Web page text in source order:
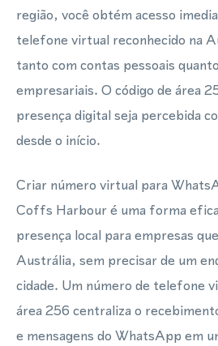
região, você obtém acesso
telefone virtual reconhecido na
tanto com contas pessoais
empresariais. O código de área
presença digital seja percebida
desde o início.
Criar número virtual para
Coffs Harbour é uma forma
presença local para empresas
Austrália, sem precisar de um
cidade. Um número de telefone
área 256 centraliza o
e mensagens do WhatsApp em